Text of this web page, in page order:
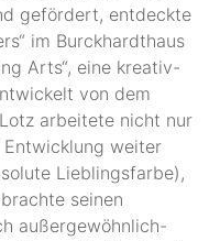
gefördert, entdeckte
im Burckhardthaus
Arts“, eine kreativ-
von dem
arbeitete nicht nur
Entwicklung weiter
Lieblingsfarbe),
seinen
außergewöhnlich-